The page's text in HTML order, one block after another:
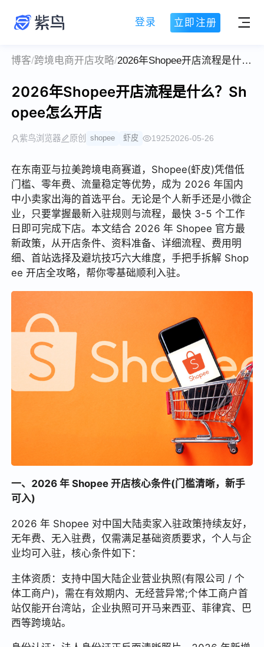
登录 立即注册
博客/跨境电商开店攻略/ 2026年Shopee开店流程是什么？Shopee怎么开店
2026年Shopee开店流程是什么？Sh
opee怎么开店
紫鸟浏览器 原创 shopee 虾皮 19252026-05-26
在东南亚与拉美跨境电商赛道，Shopee(虾皮)凭借低
门槛、零年费、流量稳定等优势，成为 2026 年国内
中小卖家出海的首选平台。无论是个人新手还是小微企
业，只要掌握最新入驻规则与流程，最快 3-5 个工作
日即可完成下店。本文结合 2026 年 Shopee 官方最
新政策，从开店条件、资料准备、详细流程、费用明
细、首站选择及避坑技巧六大维度，手把手拆解 Shop
ee 开店全攻略，帮你零基础顺利入驻。
一、2026 年 Shopee 开店核心条件(门槛清晰，新手
可入)
2026 年 Shopee 对中国大陆卖家入驻政策持续友好，
无年费、无入驻费，仅需满足基础资质要求，个人与企
业均可入驻，核心条件如下：
主体资质：支持中国大陆企业营业执照(有限公司 / 个
体工商户)，需在有效期内、无经营异常;个体工商户首
站仅能开台湾站，企业执照可开马来西亚、菲律宾、巴
西等跨境站。